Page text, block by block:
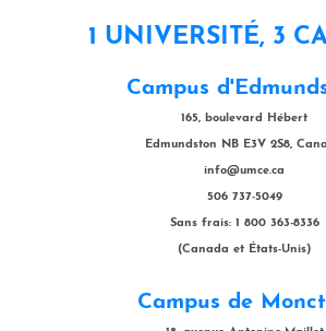
1 UNIVERSITÉ, 3
Campus
165, boulevard Hébert
Edmundston NB E3V 2S8,
info@umce.ca
506 737-5049
Sans frais: 1 800 363-8336
(Canada et États-Unis)
Campus de